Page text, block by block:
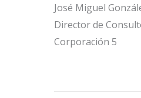
José Miguel
Director de
Corporación 5